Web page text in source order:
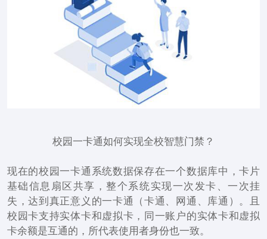
校园一卡通如何实现全校智慧门禁？
现在的校园一卡通系统数据保存在一个数据库中，卡片
基础信息扇区共享，整个系统实现一次发卡、一次挂
失，达到真正意义的一卡通（卡通、网通、库通）。且
校园卡支持实体卡和虚拟卡，同一账户的实体卡和虚拟
卡余额是互通的，所代表使用者身份也一致。